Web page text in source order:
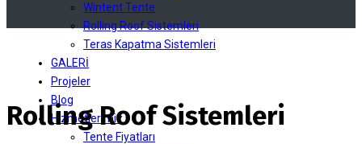
Wintent Tente
Rolling Roof Sistemleri
Teras Kapatma Sistemleri
GALERİ
Projeler
Blog
Hizmetlerimiz
Tente Fiyatları
Rolling Roof Sistemleri